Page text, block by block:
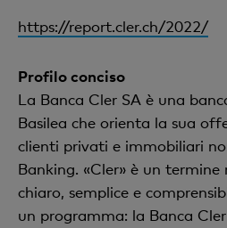
https://report.cler.ch/2022/
Profilo conciso
La Banca Cler SA è una
Basilea che orienta la sua
clienti privati e immobiliari
Banking. «Cler» è un
chiaro, semplice e
un programma: la Banca